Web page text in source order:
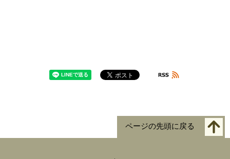
ページの先頭に戻る